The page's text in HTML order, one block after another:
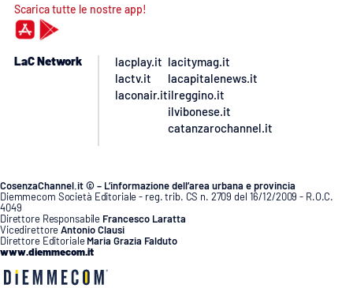
Scarica tutte le nostre app!
LaC Network
lacplay.it
lactv.it
laconair.it
lacitymag.it
lacapitalenews.it
ilreggino.it
ilvibonese.it
catanzarochannel.it
CosenzaChannel.it © – L’informazione dell’area urbana e provincia
Diemmecom Società Editoriale - reg. trib. CS n. 2709 del 16/12/2009 - R.O.C.
4049
Direttore Responsabile Francesco Laratta
VicedirettoreAntonio Clausi
Direttore Editoriale Maria Grazia Falduto
www.diemmecom.it